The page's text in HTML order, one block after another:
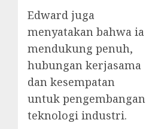
Edward juga
menyatakan bahwa ia
mendukung penuh,
hubungan kerjasama
dan kesempatan
untuk pengembangan
teknologi industri.